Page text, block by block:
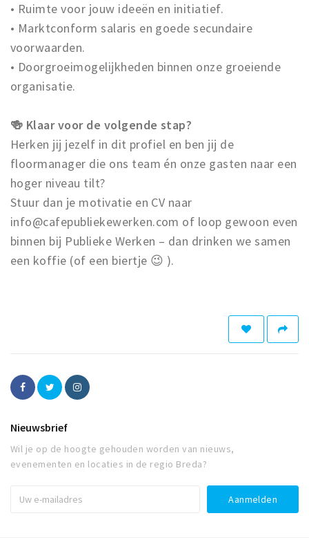
• Ruimte voor jouw ideeën en initiatief.
• Marktconform salaris en goede secundaire
voorwaarden.
• Doorgroeimogelijkheden binnen onze groeiende
organisatie.
🍻 Klaar voor de volgende stap?
Herken jij jezelf in dit profiel en ben jij de
floormanager die ons team én onze gasten naar een
hoger niveau tilt?
Stuur dan je motivatie en CV naar
info@cafepubliekewerken.com of loop gewoon even
binnen bij Publieke Werken – dan drinken we samen
een koffie (of een biertje 😉 ).
Nieuwsbrief
Wil je op de hoogte gehouden worden van nieuws,
evenementen en locaties in de regio Breda?